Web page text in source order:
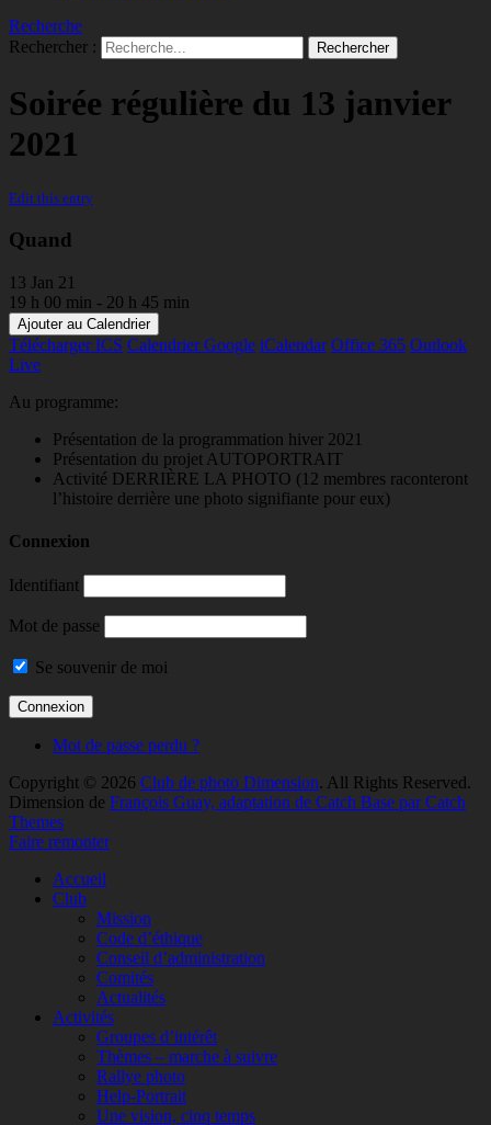
Recherche
Rechercher :
Soirée régulière du 13 janvier
2021
Edit this entry
Quand
13 Jan 21
19 h 00 min - 20 h 45 min
Ajouter au Calendrier
Télécharger ICS Calendrier Google iCalendar Office 365 Outlook
Live
Au programme:
Présentation de la programmation hiver 2021
Présentation du projet AUTOPORTRAIT
Activité DERRIÈRE LA PHOTO (12 membres raconteront
l’histoire derrière une photo signifiante pour eux)
Connexion
Identifiant
Mot de passe
Se souvenir de moi
Mot de passe perdu ?
Copyright © 2026 Club de photo Dimension. All Rights Reserved.
Dimension de François Guay, adaptation de Catch Base par Catch
Themes
Faire remonter
Accueil
Club
Mission
Code d’éthique
Conseil d’administration
Comités
Actualités
Activités
Groupes d’intérêt
Thèmes – marche à suivre
Rallye photo
Help-Portrait
Une vision, cinq temps